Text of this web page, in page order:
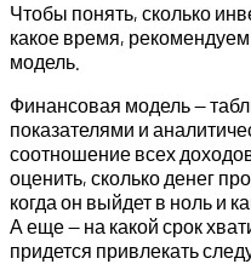
Чтобы понять, сколько
какое время,
модель.
Финансовая модель —
показателями и
соотношение всех
оценить, сколько денег
когда он выйдет в ноль и
А еще — на какой срок
придется привлекать